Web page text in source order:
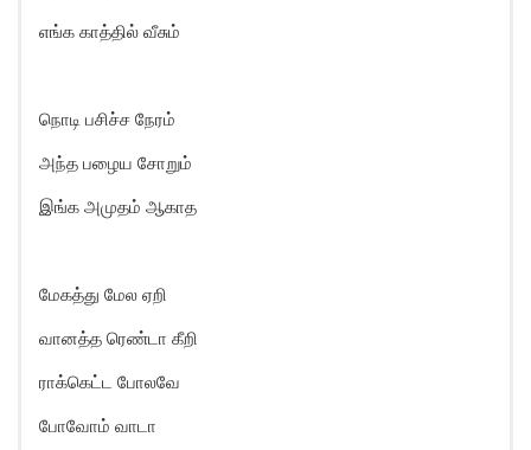
எங்க காத்தில் வீசும்
நொடி பசிச்ச நேரம்
அந்த பழைய சோறும்
இங்க அமுதம் ஆகாத
மேகத்து மேல ஏறி
வானத்த ரெண்டா கீறி
ராக்கெட்ட போலவே
போவோம் வாடா